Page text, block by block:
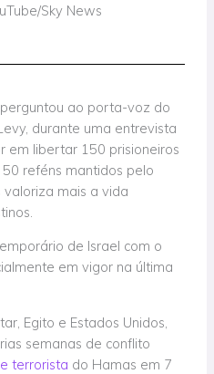
Sky News
ao porta-voz do
durante uma entrevista
em libertar 150 prisioneiros
reféns mantidos pelo
valoriza mais a vida
de Israel com o
em vigor na última
Egito e Estados Unidos,
semanas de conflito
terrorista do Hamas em 7